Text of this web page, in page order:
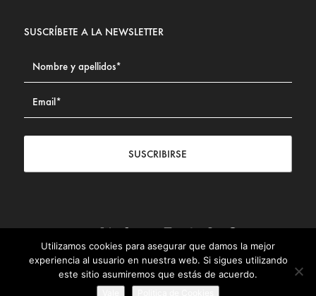
SUSCRÍBETE A LA NEWSLETTER
SUSCRIBIRSE
Contacto | Aviso legal | Política de privacidad | Política de
Cookies
© Fundación Civismo 2025
Utilizamos cookies para asegurar que damos la mejor
experiencia al usuario en nuestra web. Si sigues utilizando
este sitio asumiremos que estás de acuerdo.